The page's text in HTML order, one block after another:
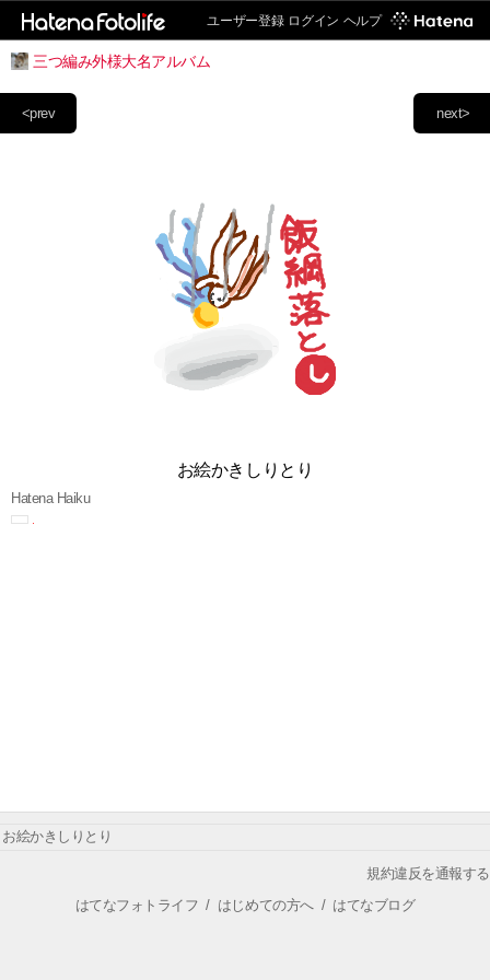
ユーザー登録 ログイン ヘルプ
三つ編み外様大名アルバム
next>
<prev
お絵かきしりとり
Hatena Haiku
お絵かきしりとり
規約違反を通報する
はてなフォトライフ / はじめての方へ/ はてなブログ